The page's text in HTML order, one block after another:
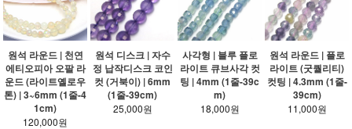
원석 라운드 | 천연
에티오피아 오팔 라
운드 (라이트옐로우
톤) | 3~6mm (1줄-4
1cm)
120,000원
원석 디스크 | 자수
정 납작디스크 코인
컷 (거북이) | 6mm
(1줄-39cm)
25,000원
사각형 | 블루 플로
라이트 큐브사각 컷
팅 | 4mm (1줄-39c
m)
18,000원
원석 라운드 | 플로
라이트 (굿퀄리티)
컷팅 | 4.3mm (1줄-
39cm)
11,000원